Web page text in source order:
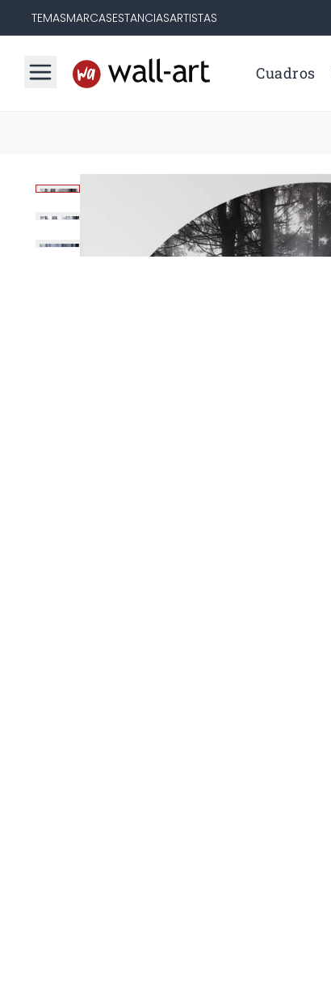
TEMASMARCASESTANCIASARTISTAS
Cuadros